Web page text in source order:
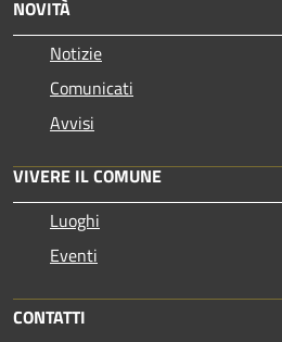
NOVITÀ
Notizie
Comunicati
Avvisi
VIVERE IL COMUNE
Luoghi
Eventi
CONTATTI